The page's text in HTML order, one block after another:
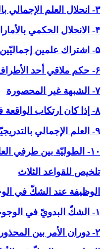
۳- انحلال العلم الإجمالي بالتفصيلي
۴- الانحلال الحكمي بالأمارات والاصول
۵- اشتراك علمين إجماليّين في طرف
۶- حكم ملاقي أحد الأطراف
۷- الشبهة غير المحصورة
۸- إذا كان ارتكاب الواقعة في أحد الطرفين غير مقدور
۹- العلم الإجمالي بالتدريجيّات
۱۰- الطوليّة بين طرفي العلم الإجمالي
تلخيص للقواعد الثلاث
الوظيفة عند الشكّ في
۱- الشكّ البدويّ في الوجوب والحرمة
۲- دوران الأمر بين المحذورين